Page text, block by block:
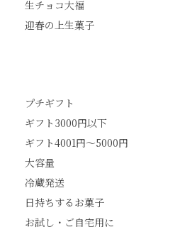
書がひっくり返るよう
な再評価のお話まで聞
景、もっと知られてほ
しい！ 🍋締めは「みず
話題のレモンわらび餅
と、夏季限定・竹筒入
り水ようかん「清竹」
んな大満足の笑顔😋 さ
らに日高さんから、な
生チョコ大福
迎春の上生菓子
プチギフト
ギフト3000円以下
ギフト4001円～5000円
大容量
冷蔵発送
日持ちするお菓子
お試し・ご自宅用に